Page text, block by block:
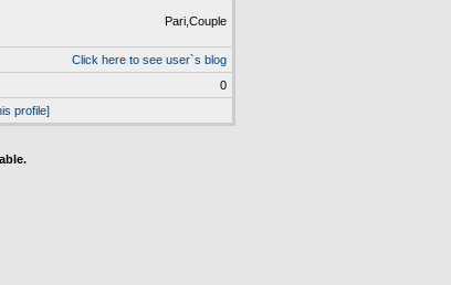
Pari,Couple
Click here to see user`s blog
0
profile]